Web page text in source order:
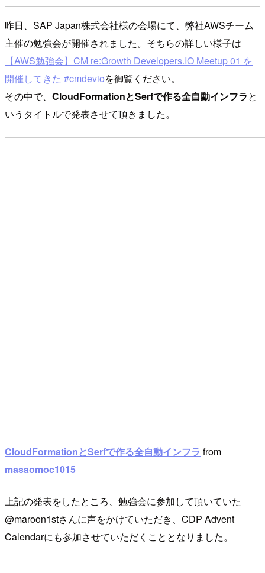
昨日、SAP Japan株式会社様の会場にて、弊社AWSチーム
主催の勉強会が開催されました。そちらの詳しい様子は
【AWS勉強会】CM re:Growth Developers.IO Meetup 01 を
開催してきた #cmdevioを御覧ください。
その中で、 CloudFormationとSerfで作る全自動インフラと
いうタイトルで発表させて頂きました。
CloudFormationとSerfで作る全自動インフラ from
masaomoc1015
上記の発表をしたところ、勉強会に参加して頂いていた
@maroon1stさんに声をかけていただき、CDP Advent
Calendarにも参加させていただくこととなりました。